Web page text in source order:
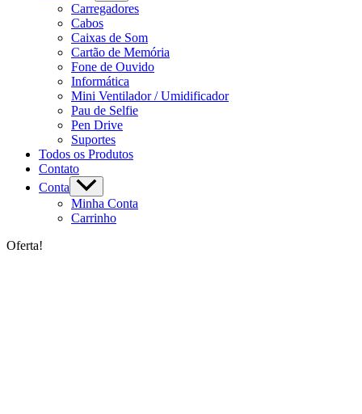
Carregadores
Cabos
Caixas de Som
Cartão de Memória
Fone de Ouvido
Informática
Mini Ventilador / Umidificador
Pau de Selfie
Pen Drive
Suportes
Todos os Produtos
Contato
Conta
Minha Conta
Carrinho
Oferta!